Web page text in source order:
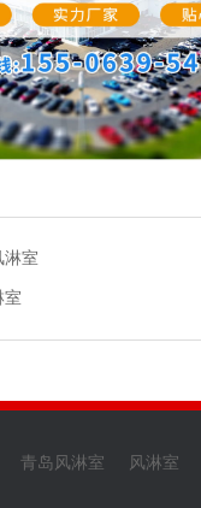
淋室
室
青岛风淋室 风淋室